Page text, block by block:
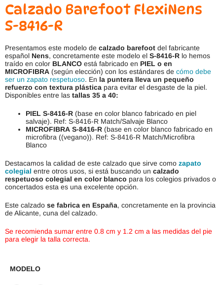
Calzado Barefoot FlexiNens
S-8416-R
Presentamos este modelo de calzado barefoot del fabricante
español Nens, concretamente este modelo el S-8416-R lo hemos
traído en color BLANCO está fabricado en PIEL o en
MICROFIBRA (según elección) con los estándares de cómo debe
ser un zapato respetuoso. En la puntera lleva un pequeño
refuerzo con textura plástica para evitar el desgaste de la piel.
Disponibles entre las tallas 35 a 40:
PIEL S-8416-R (base en color blanco fabricado en piel
salvaje). Ref: S-8416-R Match/Salvaje Blanco
MICROFIBRA S-8416-R (base en color blanco fabricado en
microfibra ((vegano)). Ref: S-8416-R Match/Microfibra
Blanco
Destacamos la calidad de este calzado que sirve como zapato
colegial entre otros usos, si está buscando un calzado
respetuoso colegial en color blanco para los colegios privados o
concertados esta es una excelente opción.
Este calzado se fabrica en España, concretamente en la provincia
de Alicante, cuna del calzado.
Se recomienda sumar entre 0.8 cm y 1.2 cm a las medidas del pie
para elegir la talla correcta.
MODELO